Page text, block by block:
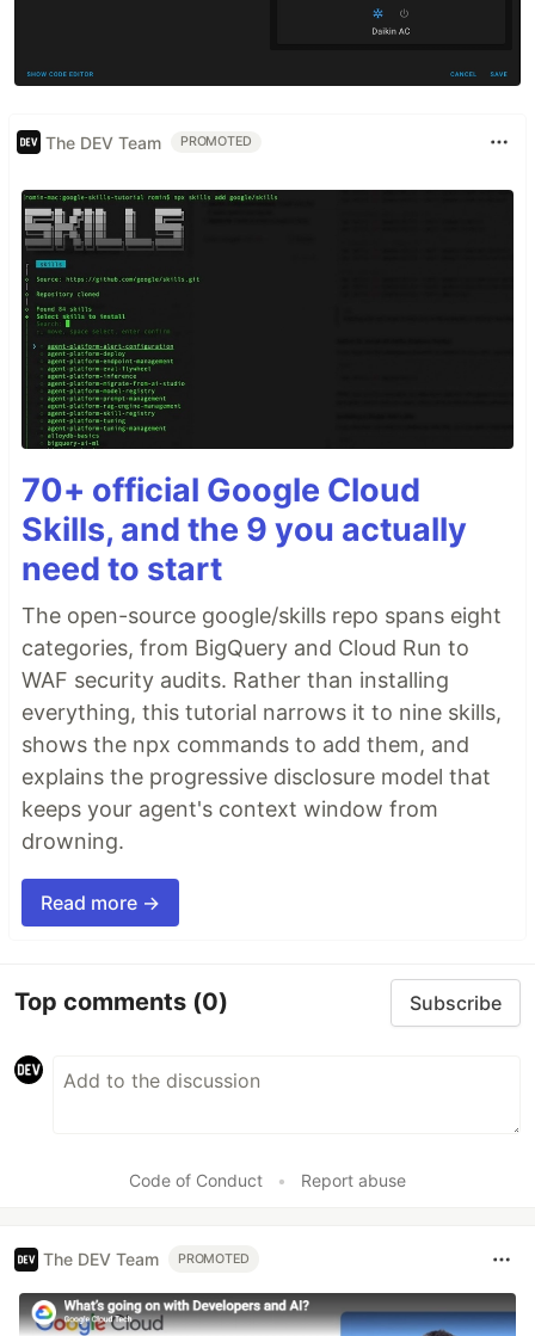
The DEV Team PROMOTED
70+ official Google Cloud
Skills, and the 9 you actually
need to start
The open-source google/skills repo spans eight
categories, from BigQuery and Cloud Run to
WAF security audits. Rather than installing
everything, this tutorial narrows it to nine skills,
shows the npx commands to add them, and
explains the progressive disclosure model that
keeps your agent's context window from
drowning.
Read more →
Top comments (0) Subscribe
Code of Conduct • Report abuse
The DEV Team PROMOTED